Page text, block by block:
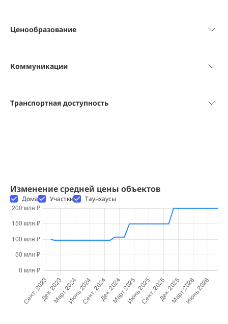
Ценообразование
Коммуникации
Транспортная доступность
Изменение средней цены объектов
Дома Участки Таунхаусы